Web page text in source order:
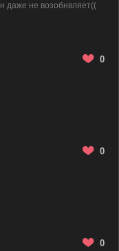
даже не возобнвляет((
0
0
0